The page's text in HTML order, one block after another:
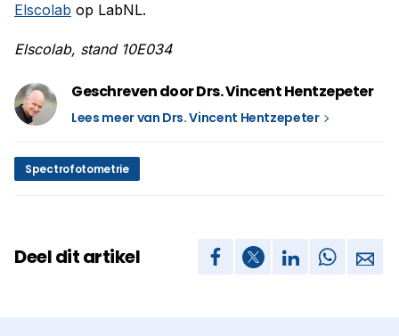
Elscolab op LabNL.
Elscolab, stand 10E034
Geschreven door Drs. Vincent Hentzepeter
Lees meer van Drs. Vincent Hentzepeter
Spectrofotometrie
Deel dit artikel